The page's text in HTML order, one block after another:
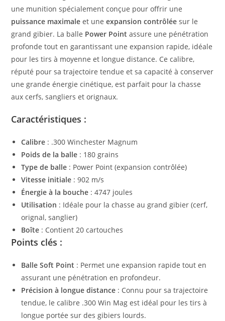
une munition spécialement conçue pour offrir une
puissance maximale et uneexpansion contrôlée sur le
grand gibier. La balle Power Point assure une pénétration
profonde tout en garantissant une expansion rapide, idéale
pour les tirs à moyenne et longue distance. Ce calibre,
réputé pour sa trajectoire tendue et sa capacité à conserver
une grande énergie cinétique, est parfait pour la chasse
aux cerfs, sangliers et orignaux.
Caractéristiques :
Calibre : .300 Winchester Magnum
Poids de la balle : 180 grains
Type de balle : Power Point (expansion contrôlée)
Vitesse initiale : 902 m/s
Énergie à la bouche : 4747 joules
Utilisation : Idéale pour la chasse au grand gibier (cerf,
orignal, sanglier)
Boîte : Contient 20 cartouches
Points clés :
Balle Soft Point : Permet une expansion rapide tout en
assurant une pénétration en profondeur.
Précision à longue distance : Connu pour sa trajectoire
tendue, le calibre .300 Win Mag est idéal pour les tirs à
longue portée sur des gibiers lourds.